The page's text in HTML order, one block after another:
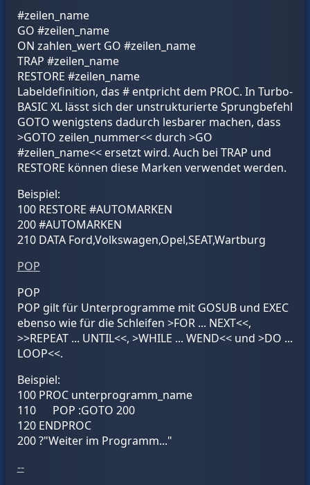
#zeilen_name
GO #zeilen_name
ON zahlen_wertGO #zeilen_name
TRAP #zeilen_name
RESTORE #zeilen_name
Labeldefinition, das # entpricht dem PROC. In Turbo-
BASIC XL lässt sich der unstrukturierte Sprungbefehl
GOTO wenigstens dadurch lesbarer machen, dass
>GOTO zeilen_nummer<< durch >GO
#zeilen_name<< ersetzt wird. Auch bei TRAP und
RESTORE können diese Marken verwendet werden.
Beispiel:
100 RESTORE #AUTOMARKEN
200 #AUTOMARKEN
210 DATA Ford,Volkswagen,Opel,SEAT,Wartburg
POP
POP
POP gilt für Unterprogramme mit GOSUB und EXEC
ebenso wie für die Schleifen >FOR ... NEXT<<,
>>REPEAT ... UNTIL<<, >WHILE ... WEND<< und >DO ...
LOOP<<.
Beispiel:
100 PROC unterprogramm_name
110 POP :GOTO 200
120 ENDPROC
200 ?"Weiter im Programm..."
--